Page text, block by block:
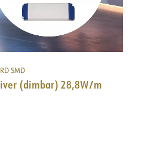
SMD
(dimbar) 28,8W/m